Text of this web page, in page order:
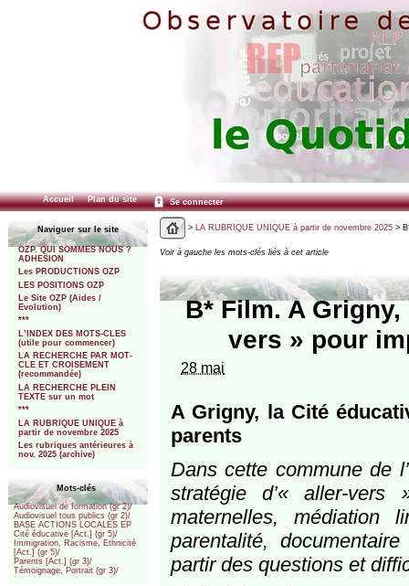
Accueil Plan du site Se connecter
Naviguer sur le site
OZP. QUI SOMMES NOUS ?
ADHESION
Les PRODUCTIONS OZP
LES POSITIONS OZP
Le Site OZP (Aides /
Evolution)
***
L’INDEX DES MOTS-CLES
(utile pour commencer)
LA RECHERCHE PAR MOT-
CLE ET CROISEMENT
(recommandée)
LA RECHERCHE PLEIN
TEXTE sur un mot
***
LA RUBRIQUE UNIQUE à
partir de novembre 2025
Les rubriques antérieures à
nov. 2025 (archive)
Mots-clés
Audiovisuel de formation (gr 2)/
Audiovisuel tous publics (gr 2)/
BASE ACTIONS LOCALES EP
Cité éducative [Act.] (gr 5)/
Immigration, Racisme, Ethnicité
[Act.] (gr 5)/
Parents [Act.] (gr 3)/
Témoignage, Portrait (gr 3)/
> LA RUBRIQUE UNIQUE à partir de novembre 2025>
Voir à gauche les mots-clés liés à cet article
B* Film. A
vers » pour
28 mai
A Grigny, la Cité
parents
Dans cette commune de
stratégie d’« aller-
maternelles, médiation
parentalité,
partir des questions et